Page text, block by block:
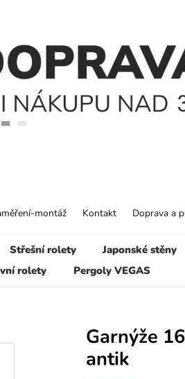
Střešní rolety Japonské stěny
rolety Pergoly VEGAS
montáž Kontakt Doprava a
Garnýže
antik